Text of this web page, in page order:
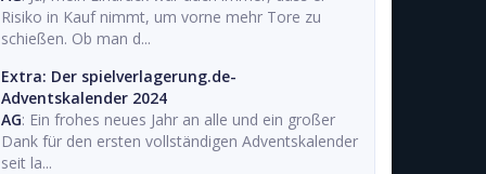
Risiko in Kauf nimmt, um vorne mehr Tore zu
schießen. Ob man d...
Extra: Der spielverlagerung.de-
Adventskalender 2024
AG: Ein frohes neues Jahr an alle und ein großer
Dank für den ersten vollständigen Adventskalender
seit la...